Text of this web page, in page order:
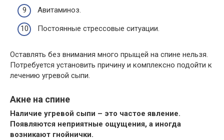
Авитаминоз.
Постоянные стрессовые ситуации.
Оставлять без внимания много прыщей на спине нельзя.
Потребуется установить причину и комплексно подойти к
лечению угревой сыпи.
Акне на спине
Наличие угревой сыпи – это частое явление.
Появляются неприятные ощущения, а иногда
возникают гнойнички.